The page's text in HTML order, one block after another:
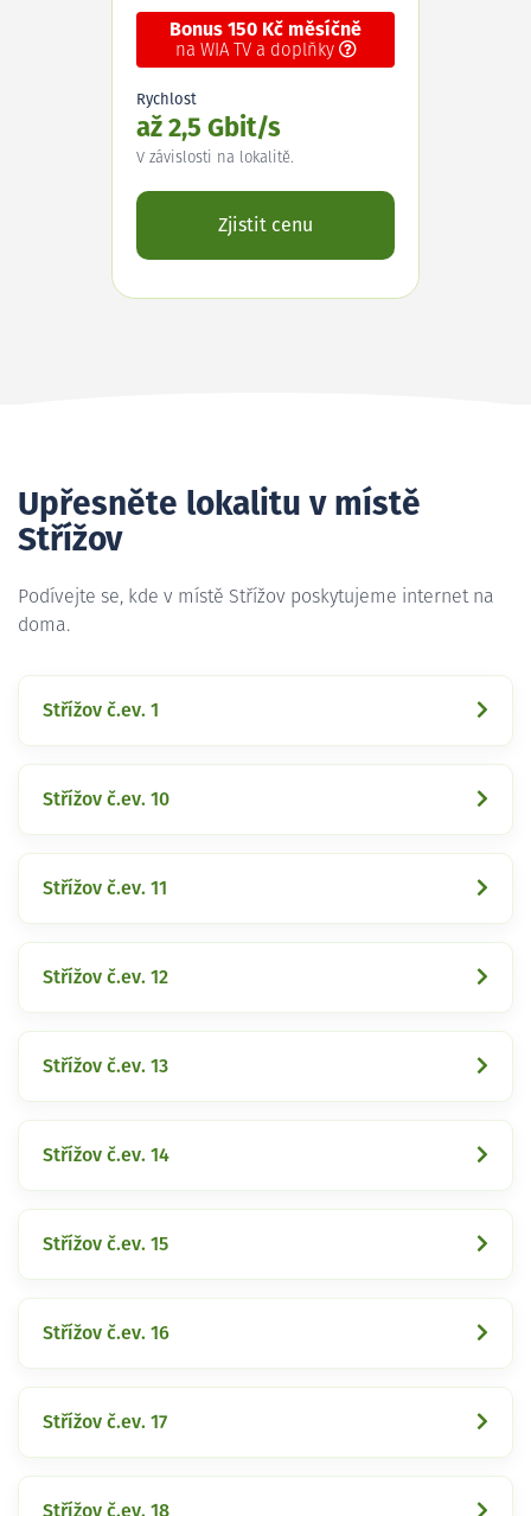
Bonus 150 Kč měsíčně
na WIA TV a doplňky
Rychlost
až 2,5 Gbit/s
V závislosti na lokalitě.
Zjistit cenu
Upřesněte lokalitu v místě
Střížov
Podívejte se, kde v místě Střížov poskytujeme internet na
doma.
Střížov č.ev. 1
Střížov č.ev. 10
Střížov č.ev. 11
Střížov č.ev. 12
Střížov č.ev. 13
Střížov č.ev. 14
Střížov č.ev. 15
Střížov č.ev. 16
Střížov č.ev. 17
Střížov č.ev. 18